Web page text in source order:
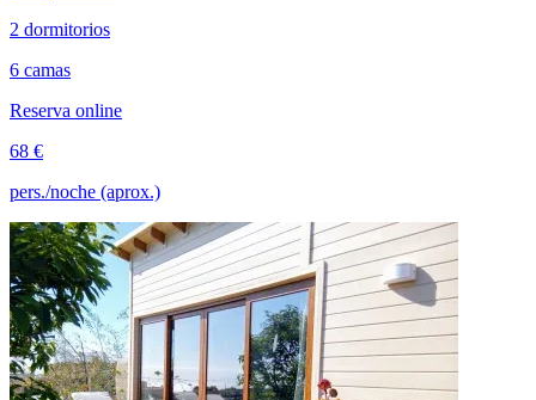
2 dormitorios
6 camas
Reserva online
68 €
pers./noche (aprox.)